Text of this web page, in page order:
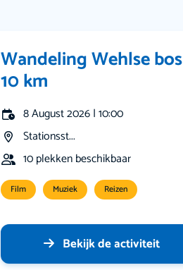
Wandeling Wehlse bos
10 km
8 August 2026 | 10:00
Stationsst...
10 plekken beschikbaar
Film Muziek Reizen
Bekijk de activiteit